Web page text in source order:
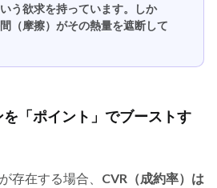
う欲求を持っています。しか
（摩擦）がその熱量を遮断して
「ポイント」でブーストす
存在する場合、 CVR（成約率）は